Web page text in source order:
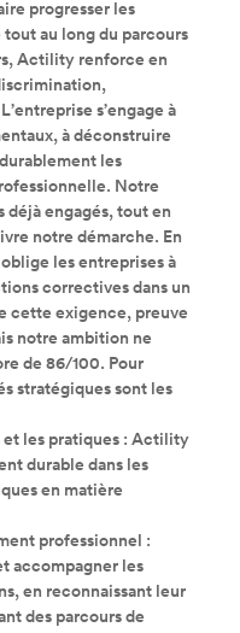
progresser les
au long du parcours
Actility renforce en
s’engage à
à déconstruire
les
Notre
déjà engagés, tout en
notre démarche. En
les entreprises à
correctives dans un
cette exigence, preuve
notre ambition ne
de 86/100. Pour
stratégiques sont les
et les pratiques : Actility
durable dans les
en matière
professionnel :
accompagner les
en reconnaissant leur
des parcours de